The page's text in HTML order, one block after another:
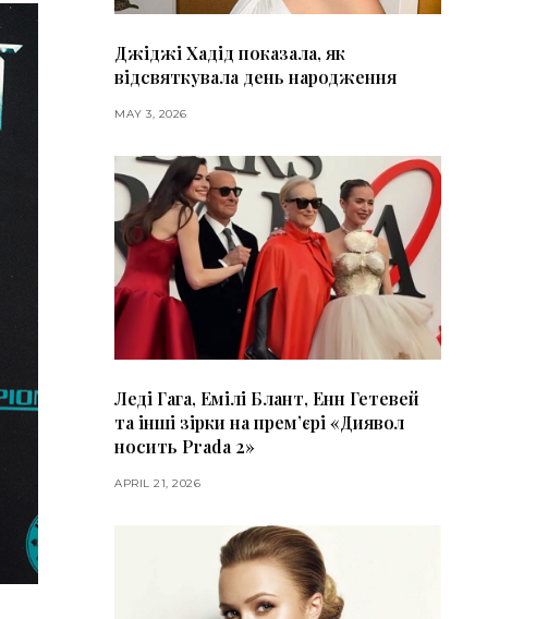
Джіджі Хадід показала, як
відсвяткувала день народження
MAY 3, 2026
Леді Гага, Емілі Блант, Енн Гетевей
та інші зірки на премʼєрі «Диявол
носить Prada 2»
APRIL 21, 2026